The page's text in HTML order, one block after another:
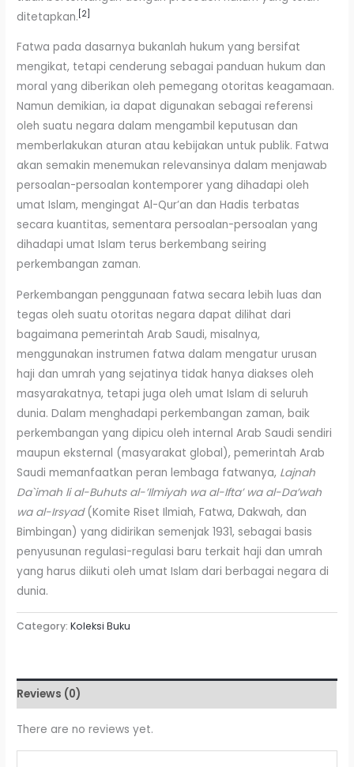
ditetapkan. [2]
Fatwa pada dasarnya bukanlah hukum yang bersifat
mengikat, tetapi cenderung sebagai panduan hukum dan
moral yang diberikan oleh pemegang otoritas keagamaan.
Namun demikian, ia dapat digunakan sebagai referensi
oleh suatu negara dalam mengambil keputusan dan
memberlakukan aturan atau kebijakan untuk publik. Fatwa
akan semakin menemukan relevansinya dalam menjawab
persoalan-persoalan kontemporer yang dihadapi oleh
umat Islam, mengingat Al-Qur’an dan Hadis terbatas
secara kuantitas, sementara persoalan-persoalan yang
dihadapi umat Islam terus berkembang seiring
perkembangan zaman.
Perkembangan penggunaan fatwa secara lebih luas dan
tegas oleh suatu otoritas negara dapat dilihat dari
bagaimana pemerintah Arab Saudi, misalnya,
menggunakan instrumen fatwa dalam mengatur urusan
haji dan umrah yang sejatinya tidak hanya diakses oleh
masyarakatnya, tetapi juga oleh umat Islam di seluruh
dunia. Dalam menghadapi perkembangan zaman, baik
perkembangan yang dipicu oleh internal Arab Saudi sendiri
maupun eksternal (masyarakat global), pemerintah Arab
Saudi memanfaatkan peran lembaga fatwanya, Lajnah
Da`imah li al-Buhuts al-’Ilmiyah wa al-Ifta’ wa al-Da’wah
wa al-Irsyad(Komite Riset Ilmiah, Fatwa, Dakwah, dan
Bimbingan) yang didirikan semenjak 1931, sebagai basis
penyusunan regulasi-regulasi baru terkait haji dan umrah
yang harus diikuti oleh umat Islam dari berbagai negara di
dunia.
Category:Koleksi Buku
Reviews (0)
There are no reviews yet.